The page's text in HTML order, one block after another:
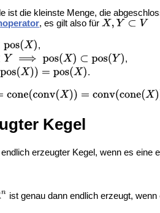
ist die kleinste Menge, die
, es gilt also für
,
,
.
Kegel
endlich erzeugter Kegel, wenn es eine
ist genau dann endlich erzeugt,